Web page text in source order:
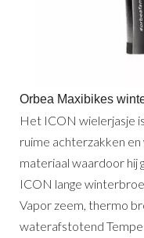
Orbea Maxibikes
Het ICON wielerjasje
ruime achterzakken
materiaal waardoor hij
ICON lange
Vapor zeem, thermo
waterafstotend